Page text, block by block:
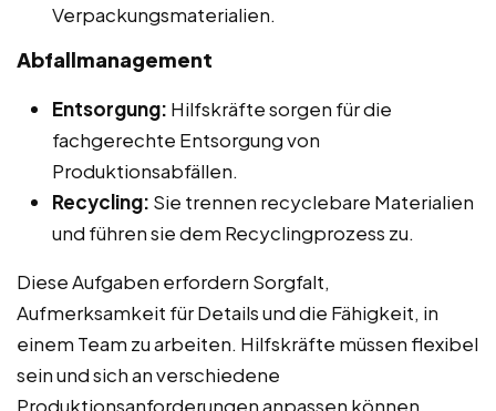
Verpackungsmaterialien.
Abfallmanagement
Entsorgung: Hilfskräfte sorgen für die
fachgerechte Entsorgung von
Produktionsabfällen.
Recycling: Sie trennen recyclebare Materialien
und führen sie dem Recyclingprozess zu.
Diese Aufgaben erfordern Sorgfalt,
Aufmerksamkeit für Details und die Fähigkeit, in
einem Team zu arbeiten. Hilfskräfte müssen flexibel
sein und sich an verschiedene
Produktionsanforderungen anpassen können.